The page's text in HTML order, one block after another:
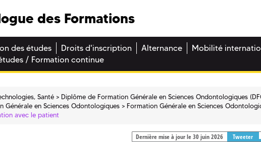
des Formations
des études Droits d'inscription Alternance Mobilité
/ Formation continue
Santé
Diplôme de Formation Générale en Sciences Ondontologiques
Générale en Sciences Odontologiques
Formation Générale en Sciences
avec le patient
Dernière mise à jour le 30 juin 2026 Tweeter